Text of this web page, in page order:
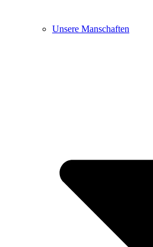
Unsere Manschaften